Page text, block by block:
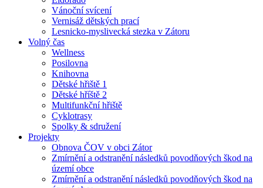
Vánoční svícení
Vernisáž dětských prací
Lesnicko-myslivecká stezka v Zátoru
Volný čas
Wellness
Posilovna
Knihovna
Dětské hřiště 1
Dětské hříště 2
Multifunkční hřiště
Cyklotrasy
Spolky & sdružení
Projekty
Obnova ČOV v obci Zátor
Zmírnění a odstranění následků povodňových škod na
území obce
Zmírnění a odstranění následků povodňových škod na